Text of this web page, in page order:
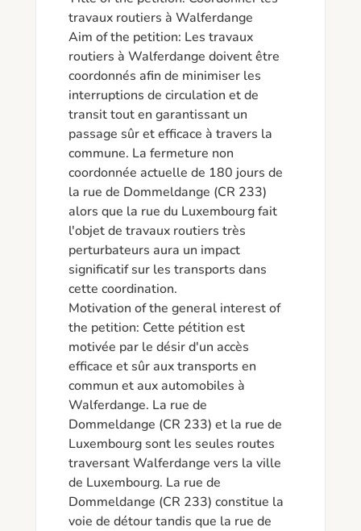
travaux routiers à Walferdange
Aim of the petition: Les travaux
routiers à Walferdange doivent être
coordonnés afin de minimiser les
interruptions de circulation et de
transit tout en garantissant un
passage sûr et efficace à travers la
commune. La fermeture non
coordonnée actuelle de 180 jours de
la rue de Dommeldange (CR 233)
alors que la rue du Luxembourg fait
l'objet de travaux routiers très
perturbateurs aura un impact
significatif sur les transports dans
cette coordination.
Motivation of the general interest of
the petition: Cette pétition est
motivée par le désir d'un accès
efficace et sûr aux transports en
commun et aux automobiles à
Walferdange. La rue de
Dommeldange (CR 233) et la rue de
Luxembourg sont les seules routes
traversant Walferdange vers la ville
de Luxembourg. La rue de
Dommeldange (CR 233) constitue la
voie de détour tandis que la rue de